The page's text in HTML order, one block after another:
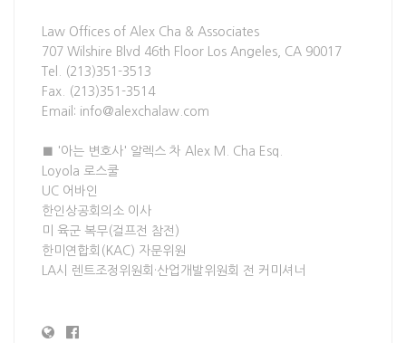
Law Offices of Alex Cha & Associates
707 Wilshire Blvd 46th Floor Los Angeles, CA 90017
Tel. (213)351-3513
Fax. (213)351-3514
Email: info@alexchalaw.com
■ '아는 변호사' 알렉스 차 Alex M. Cha Esq.
Loyola 로스쿨
UC 어바인
한인상공회의소 이사
미 육군 복무(걸프전 참전)
한미연합회(KAC) 자문위원
LA시 렌트조정위원회·산업개발위원회 전 커미셔너